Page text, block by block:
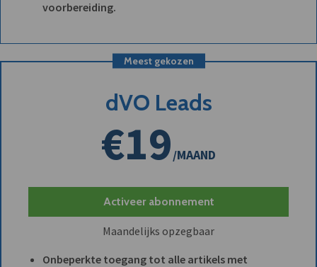
voorbereiding.
Meest gekozen
dVO Leads
€19/MAAND
Activeer abonnement
Maandelijks opzegbaar
Onbeperkte toegang tot alle artikels met